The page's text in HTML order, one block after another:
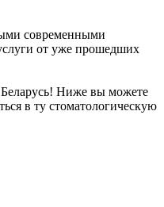
современными
от уже прошедших
Беларусь! Ниже вы можете
в ту стоматологическую